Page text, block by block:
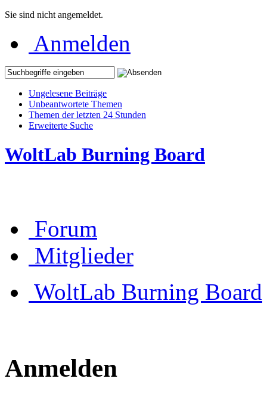
Sie sind nicht angemeldet.
Anmelden
Ungelesene Beiträge
Unbeantwortete Themen
Themen der letzten 24 Stunden
Erweiterte Suche
WoltLab Burning Board
Forum
Mitglieder
WoltLab Burning Board
Anmelden